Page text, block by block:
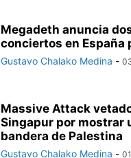
Megadeth anuncia
conciertos en España
Gustavo Chalako Medina -
Massive Attack
Singapur por mostrar
bandera de Palestina
Gustavo Chalako Medina -